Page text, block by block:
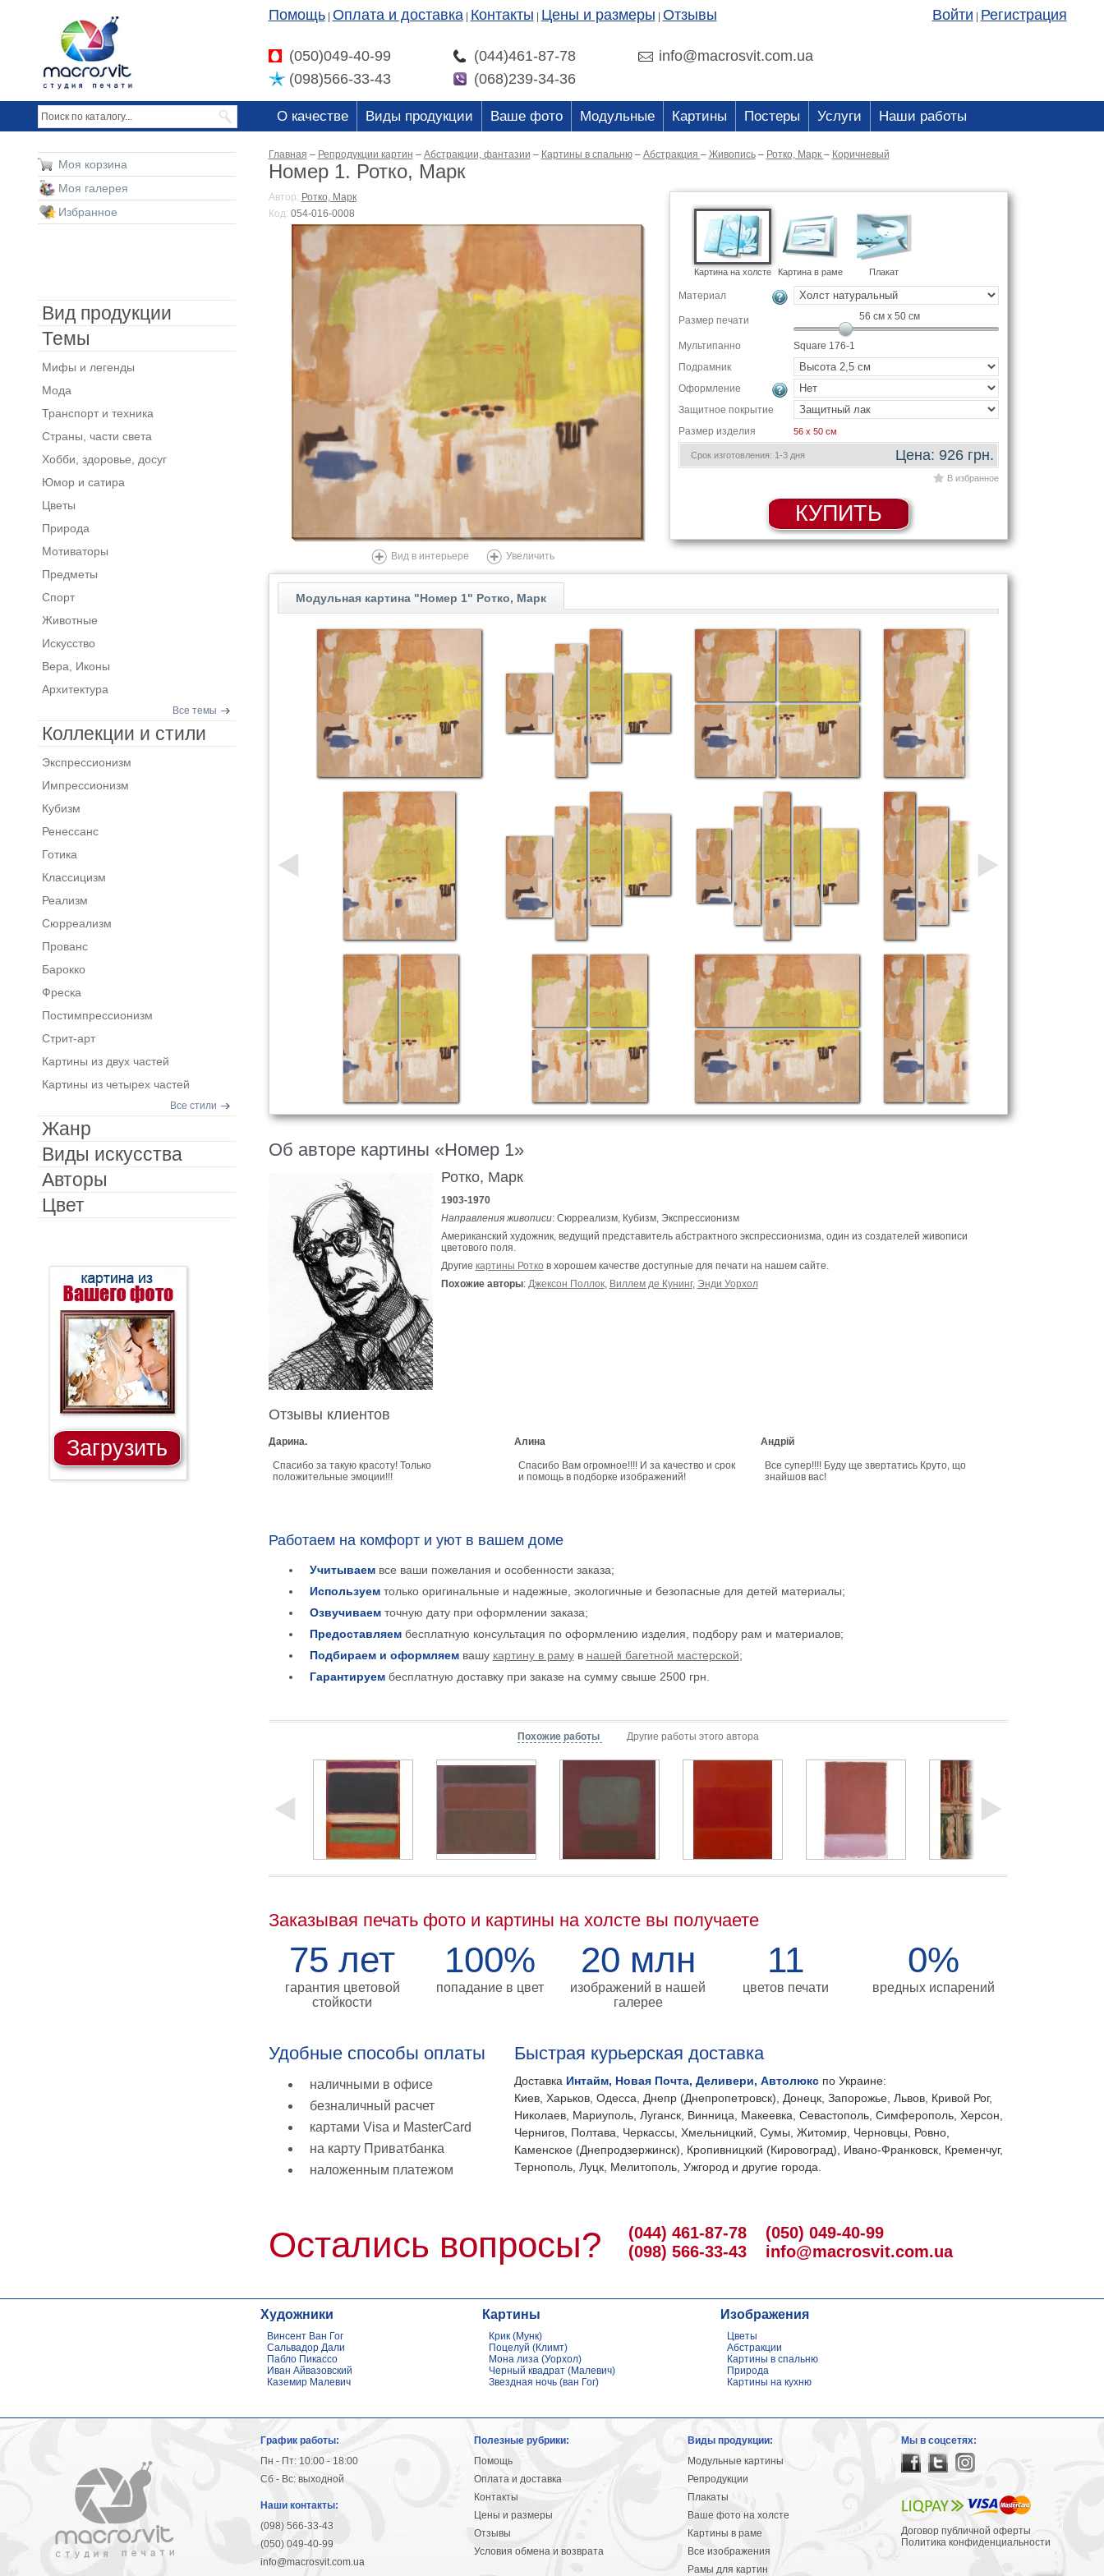
Помощь Оплата и доставка Контакты Цены и размеры Отзывы Войти Регистрация
(050)049-40-99 (044)461-87-78
info@macrosvit.com.ua
(098)566-33-43
(068)239-34-36
О качестве Виды продукции Ваше фото Модульные Картины Постеры Услуги Наши работы
Главная – Репродукции картин – Абстракции, фантазии – Картины в спальню – Абстракция – Живопись – Ротко, Марк – Коричневый
Номер 1. Ротко, Марк
Автор: Ротко, Марк
Код: 054-016-0008
Вид в интерьере Увеличить
Картина на холсте Картина в раме Плакат
Материал
Размер печати 56 см x 50см
Мультипанно
Square 176-1
Подрамник
Оформление
Защитное покрытие
Размер изделия
56 x 50 см
Срок изготовления: 1-3 дня Цена: 926 грн.
В избранное
КУПИТЬ
Модульная картина "Номер 1" Ротко, Марк
Об авторе картины «Номер 1»
Ротко, Марк
1903-1970
Направления живописи: Сюрреализм, Кубизм, Экспрессионизм
Американский художник, ведущий представитель абстрактного экспрессионизма, один из создателей живописи
цветового поля.
Другие картины Ротко в хорошем качестве доступные для печати на нашем сайте.
Похожие авторы: Джексон Поллок, Виллем де Кунинг, Энди Уорхол
Отзывы клиентов
Дарина.
Спасибо за такую красоту! Только
положительные эмоции!!!
Алина
Спасибо Вам огромное!!!! И за качество и срок
и помощь в подборке изображений!
Андрій
Все супер!!!! Буду ще звертатись Круто, що
знайшов вас!
Работаем на комфорт и уют в вашем доме
Учитываемвсе ваши пожелания и особенности заказа;
Используемтолько оригинальные и надежные, экологичные и безопасные для детей материалы;
Озвучиваемточную дату при оформлении заказа;
Предоставляембесплатную консультация по оформлению изделия, подбору рам и материалов;
Подбираем и оформляемвашу картину в рамув нашей багетной мастерской;
Гарантируембесплатную доставку при заказе на сумму свыше 2500 грн.
Похожие работы Другие работы этого автора
Заказывая печать фото и картины на холсте вы получаете
75 лет
гарантия цветовой
стойкости
100%
попадание в цвет
20 млн
изображений в нашей
галерее
11
цветов печати
0%
вредных испарений
Удобные способы оплаты
наличными в офисе
безналичный расчет
картами Visa и MasterCard
на карту Приватбанка
наложенным платежом
Быстрая курьерская доставка
Доставка Интайм, Новая Почта, Деливери, Автолюкс по Украине:
Киев, Харьков, Одесса, Днепр (Днепропетровск), Донецк, Запорожье, Львов, Кривой Рог,
Николаев, Мариуполь, Луганск, Винница, Макеевка, Севастополь, Симферополь, Херсон,
Чернигов, Полтава, Черкассы, Хмельницкий, Сумы, Житомир, Черновцы, Ровно,
Каменское (Днепродзержинск), Кропивницкий (Кировоград), Ивано-Франковск, Кременчуг,
Тернополь, Луцк, Мелитополь, Ужгород и другие города.
Остались вопросы?
(044) 461-87-78
(098) 566-33-43
(050) 049-40-99
info@macrosvit.com.ua
Моя корзина
Моя галерея
Избранное
Вид продукции
Темы
Мифы и легенды
Мода
Транспорт и техника
Страны, части света
Хобби, здоровье, досуг
Юмор и сатира
Цветы
Природа
Мотиваторы
Предметы
Спорт
Животные
Искусство
Вера, Иконы
Архитектура
Все темы
Коллекции и стили
Экспрессионизм
Импрессионизм
Кубизм
Ренессанс
Готика
Классицизм
Реализм
Сюрреализм
Прованс
Барокко
Фреска
Постимпрессионизм
Стрит-арт
Картины из двух частей
Картины из четырех частей
Все стили
Жанр
Виды искусства
Авторы
Цвет
Загрузить
Художники
Винсент Ван Гог
Сальвадор Дали
Пабло Пикассо
Иван Айвазовский
Каземир Малевич
Картины
Крик (Мунк)
Поцелуй (Климт)
Мона лиза (Уорхол)
Черный квадрат (Малевич)
Звездная ночь (ван Гог)
Изображения
Цветы
Абстракции
Картины в спальню
Природа
Картины на кухню
График работы:
Пн - Пт: 10:00 - 18:00
Сб - Вс: выходной
Наши контакты:
(098) 566-33-43
(050) 049-40-99
info@macrosvit.com.ua
Полезные рубрики:
Помощь
Оплата и доставка
Контакты
Цены и размеры
Отзывы
Условия обмена и возврата
Виды продукции:
Модульные картины
Репродукции
Плакаты
Ваше фото на холсте
Картины в раме
Все изображения
Рамы для картин
Мы в соцсетях:
Договор публичной оферты
Политика конфиденциальности